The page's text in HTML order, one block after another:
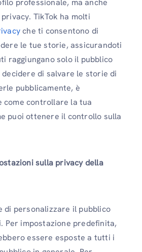
TikTok ha molti
che ti consentono di
le tue storie, assicurandoti
raggiungano solo il pubblico
di salvare le storie di
pubblicamente, è
come controllare la tua
puoi ottenere il controllo sulla
sulla privacy della
di personalizzare il pubblico
Per impostazione predefinita,
essere esposte a tutti i